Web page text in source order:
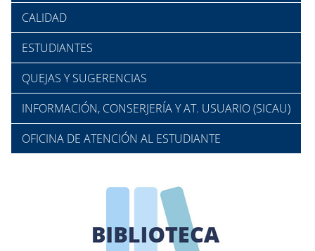
CALIDAD
ESTUDIANTES
QUEJAS Y SUGERENCIAS
INFORMACIÓN, CONSERJERÍA Y AT. USUARIO (SICAU)
OFICINA DE ATENCIÓN AL ESTUDIANTE